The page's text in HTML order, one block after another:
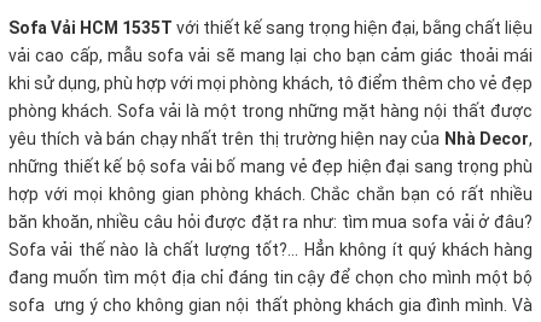
Sofa Vải HCM 1535T với thiết kế sang trọng hiện đại, bằng chất liệu
vải cao cấp, mẫu sofa vải sẽ mang lại cho bạn cảm giác thoải mái
khi sử dụng, phù hợp với mọi phòng khách, tô điểm thêm cho vẻ đẹp
phòng khách. Sofa vải là một trong những mặt hàng nội thất được
yêu thích và bán chạy nhất trên thị trường hiện nay của Nhà Decor,
những thiết kế bộ sofa vải bố mang vẻ đẹp hiện đại sang trọng phù
hợp với mọi không gian phòng khách. Chắc chắn bạn có rất nhiều
băn khoăn, nhiều câu hỏi được đặt ra như: tìm mua sofa vải ở đâu?
Sofa vải thế nào là chất lượng tốt?… Hẳn không ít quý khách hàng
đang muốn tìm một địa chỉ đáng tin cậy để chọn cho mình một bộ
sofa ưng ý cho không gian nội thất phòng khách gia đình mình. Và